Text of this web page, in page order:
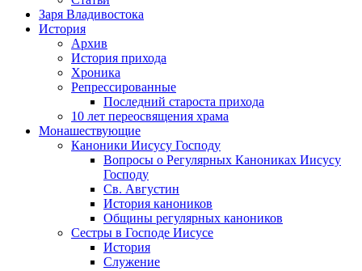
Заря Владивостока
История
Архив
История прихода
Хроника
Репрессированные
Последний староста прихода
10 лет переосвящения храма
Монашествующие
Каноники Иисусу Господу
Вопросы о Регулярных Канониках Иисусу
Господу
Св. Августин
История каноников
Общины регулярных каноников
Сестры в Господе Иисусе
История
Служение